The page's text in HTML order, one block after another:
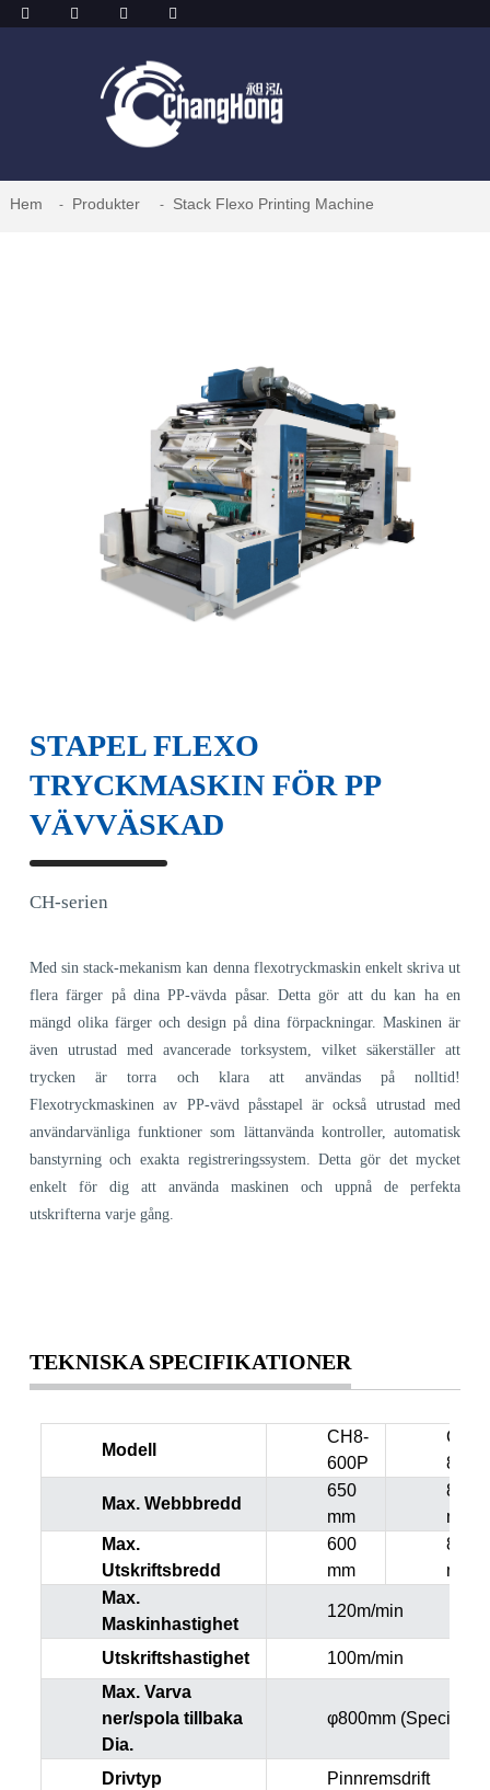
Hem Produkter Stack Flexo Printing Machine
STAPEL FLEXO
TRYCKMASKIN FÖR PP
VÄVVÄSKAD
CH-serien
Med sin stack-mekanism kan denna flexotryckmaskin enkelt skriva ut
flera färger på dina PP-vävda påsar. Detta gör att du kan ha en
mängd olika färger och design på dina förpackningar. Maskinen är
även utrustad med avancerade torksystem, vilket säkerställer att
trycken är torra och klara att användas på nolltid!
Flexotryckmaskinen av PP-vävd påsstapel är också utrustad med
användarvänliga funktioner som lättanvända kontroller, automatisk
banstyrning och exakta registreringssystem. Detta gör det mycket
enkelt för dig att använda maskinen och uppnå de perfekta
utskrifterna varje gång.
TEKNISKA SPECIFIKATIONER
Modell
CH8-
600P
CH8-
800P
Max. Webbbredd
650
mm
850
mm
Max.
Utskriftsbredd
600
mm
800
mm
Max.
Maskinhastighet
120m/min
Utskriftshastighet
100m/min
Max. Varva
ner/spola tillbaka
Dia.
φ800mm
Drivtyp Pinnremsdrift